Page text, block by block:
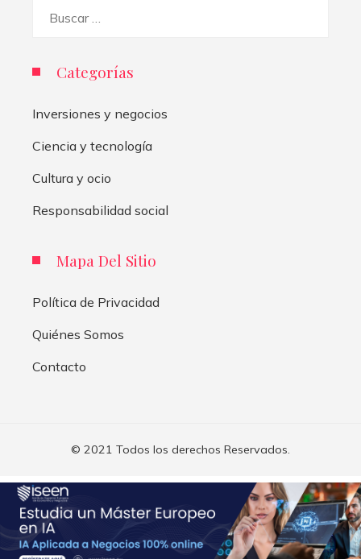
Categorías
Inversiones y negocios
Ciencia y tecnología
Cultura y ocio
Responsabilidad social
Mapa Del Sitio
Política de Privacidad
Quiénes Somos
Contacto
© 2021 Todos los derechos Reservados.